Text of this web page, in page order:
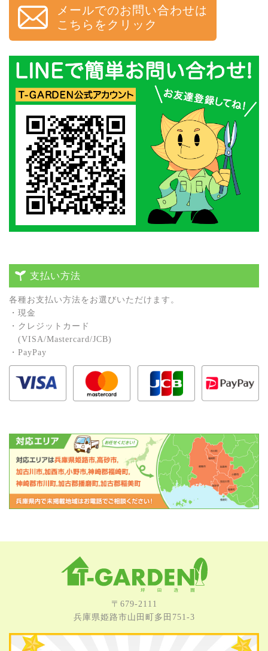
メールでのお問い合わせは
こちらをクリック
支払い方法
各種お⽀払い⽅法をお選びいただけます。
・現⾦
・クレジットカード
(VISA/Mastercard/JCB)
・PayPay
〒679-2111
兵庫県姫路市⼭⽥町多⽥751-3